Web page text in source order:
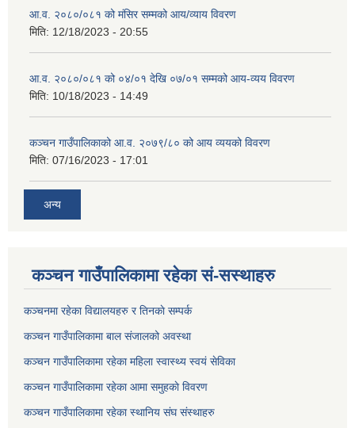
आ.व. २०८०/०८१ को मंसिर सम्मको आय/व्याय विवरण
मिति: 12/18/2023 - 20:55
आ.व. २०८०/०८१ को ०४/०१ देखि ०७/०१ सम्मको आय-व्यय विवरण
मिति: 10/18/2023 - 14:49
कञ्‍चन गाउँपालिकाको आ.व. २०७९/८० को आय व्ययको विवरण
मिति: 07/16/2023 - 17:01
अन्य
कञ्चन गाउँपालिकामा रहेका सं-सस्थाहरु
कञ्चनमा रहेका विद्यालयहरु र तिनकाे सम्पर्क
कञ्चन गाउँपालिकामा बाल संजालको अवस्था
कञ्चन गाउँपालिकामा रहेका महिला स्वास्थ्य स्वयं सेविका
कञ्चन गाउँपालिकामा रहेका आमा समुहकाे विवरण
कञ्चन गाउँपालिकामा रहेका स्थानिय संघ संस्थाहरु